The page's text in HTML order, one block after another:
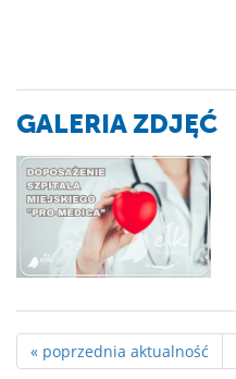
GALERIA ZDJĘĆ
« poprzednia aktualność